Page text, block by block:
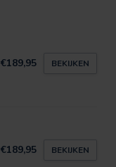
€189,95 BEKIJKEN
€189,95 BEKIJKEN